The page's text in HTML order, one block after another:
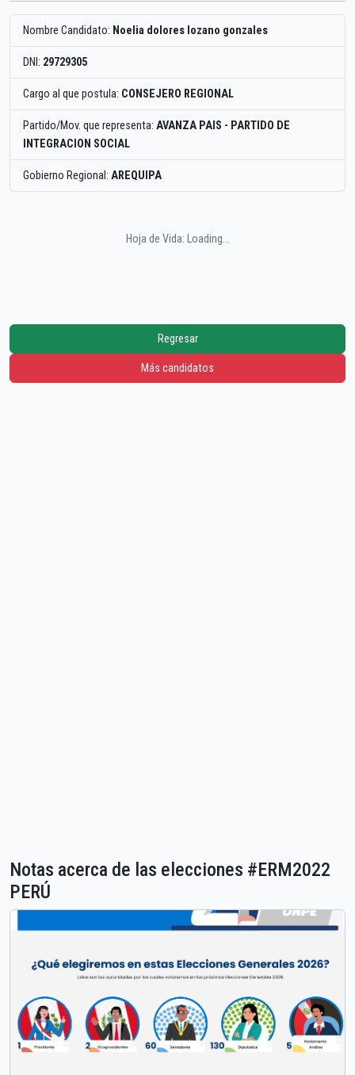
Nombre Candidato: Noelia dolores lozano gonzales
DNI: 29729305
Cargo al que postula: CONSEJERO REGIONAL
Partido/Mov. que representa: AVANZA PAIS - PARTIDO DE
INTEGRACION SOCIAL
Gobierno Regional: AREQUIPA
Hoja de Vida: Loading...
Regresar
Más candidatos
Notas acerca de las elecciones #ERM2022
PERÚ